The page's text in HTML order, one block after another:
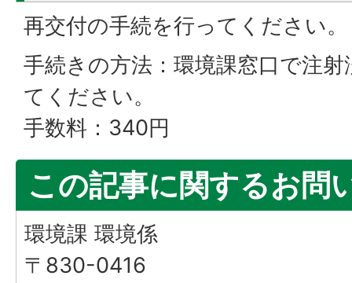
再交付の手続を行ってください。
手続きの方法：環境課窓口で注
てください。
手数料：340円
この記事に関するお問
環境課 環境係
〒830-0416